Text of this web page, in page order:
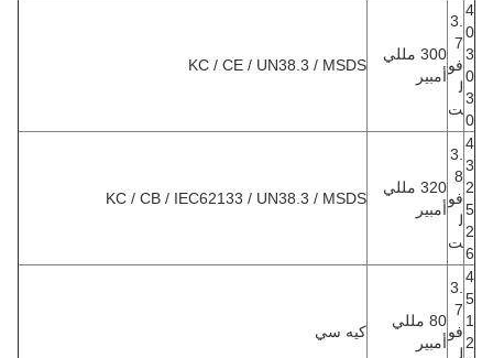
4
0
3
0
3
0
3.
7
فو
ل
ت
300 مللي
أمبير
KC / CE / UN38.3 / MSDS
4
3
2
5
2
6
3.
8
فو
ل
ت
320 مللي
أمبير
KC / CB / IEC62133 / UN38.3 / MSDS
4
5
1
2
3.
7
فو
ل
80 مللي
أمبير
كيه سي